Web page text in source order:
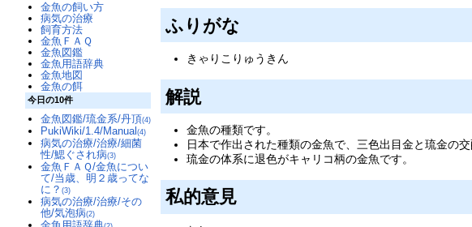
ふりがな
きゃりこりゅうきん
解説
金魚の種類です。
日本で作出された種類の金魚で、三色出目金と琉金の交
琉金の体系に退色がキャリコ柄の金魚です。
私的意見
金魚の飼い方
病気の治療
飼育方法
金魚ＦＡＱ
金魚図鑑
金魚用語辞典
金魚地図
金魚の餌
今日の10件
金魚図鑑/琉金系/丹頂(4)
PukiWiki/1.4/Manual(4)
病気の治療/治療/細菌
性/鰓ぐされ病(3)
金魚ＦＡＱ/金魚につい
て/当歳、明２歳ってな
に？(3)
病気の治療/治療/その
他/気泡病(2)